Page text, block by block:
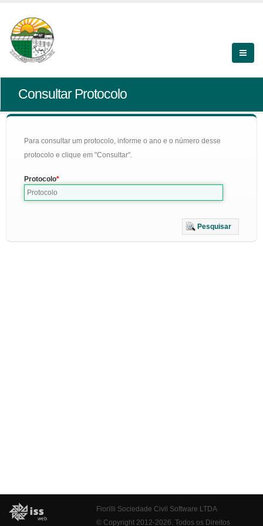
Consultar Protocolo
Para consultar um protocolo, informe o ano e o número desse
protocolo e clique em "Consultar".
Protocolo
Pesquisar
Fiorilli Sociedade Civil Software LTDA
© Copyright 2012-2026. Todos os Direitos